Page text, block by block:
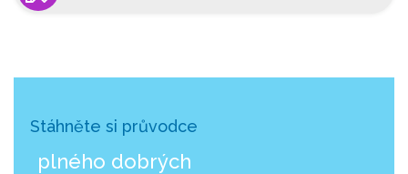
Stáhněte si průvodce
plného dobrých